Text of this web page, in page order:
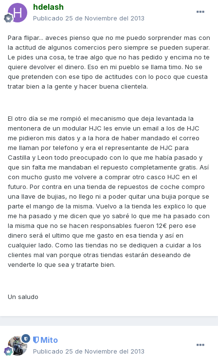
hdelash
Publicado 25 de Noviembre del 2013
Para flipar... aveces pienso que no me puedo sorprender mas con
la actitud de algunos comercios pero siempre se pueden superar.
Le pides una cosa, te trae algo que no has pedido y encima no te
quiere devolver el dinero. Eso en mi pueblo se llama timo. No se
que pretenden con ese tipo de actitudes con lo poco que cuesta
tratar bien a la gente y hacer buena clientela.
El otro día se me rompió el mecanismo que deja levantada la
mentonera de un modular HJC les envie un email a los de HJC
me pidieron mis datos y a la hora de haber mandado el correo
me llaman por telefono y era el representante de HJC para
Castilla y Leon todo preocupado con lo que me había pasado y
que sin falta me mandaban el repuesto completamente gratis. Así
con mucho gusto me volvere a comprar otro casco HJC en el
futuro. Por contra en una tienda de repuestos de coche compro
una llave de bujias, no llego ni a poder quitar una bujia porque se
parte el mango de la misma. Vuelvo a la tienda les explico lo que
me ha pasado y me dicen que yo sabré lo que me ha pasado con
la misma que no se hacen responsables fueron 12€ pero ese
dinero será el ultimo que me gasto en esa tienda y así en
cualquier lado. Como las tiendas no se dediquen a cuidar a los
clientes mal van porque otras tiendas estarán deseando de
venderte lo que sea y tratarte bien.
Un saludo
Mito
Publicado 25 de Noviembre del 2013